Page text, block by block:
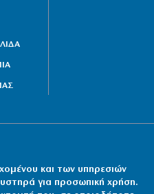
και των υπηρεσιών
για προσωπική χρήση.